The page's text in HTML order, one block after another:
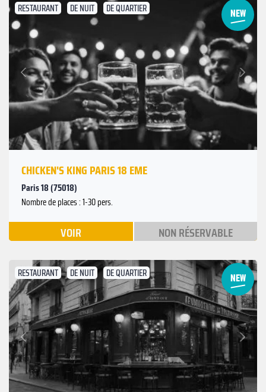
RESTAURANT DE NUIT DE QUARTIER
Précédent
Suivant
CHICKEN'S KING PARIS 18 EME
Paris 18 (75018)
Nombre de places : 1-30 pers.
VOIR NON RÉSERVABLE
RESTAURANT DE NUIT DE QUARTIER
Précédent
Suivant